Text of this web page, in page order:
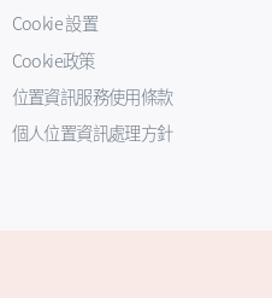
Cookie 設置
Cookie政策
位置資訊服務使用條款
個人位置資訊處理方針